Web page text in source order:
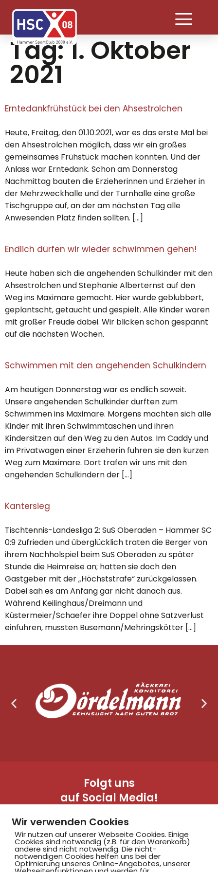
Tag:1. Oktober
2021
Erntedankfrühstück bei den Ahsestrolchen
Heute, Freitag, den 01.10.2021, war es das erste Mal bei
den Ahsestrolchen möglich, dass wir ein großes
gemeinsames Frühstück machen konnten. Und der
Anlass war Erntedank. Schon am Donnerstag
Nachmittag bauten die Erzieherinnen und Erzieher in
der Mehrzweckhalle und der Turnhalle eine große
Tischgruppe auf, an der am nächsten Tag alle
Anwesenden Platz finden sollten. […]
Endlich dürfen wir wieder schwimmen gehen!
Heute haben sich die angehenden Schulkinder mit den
Ahsestrolchen und Stephanie Alberternst auf den
Weg ins Maximare gemacht. Hier wurde geblubbert,
geplantscht, getaucht und gespielt. Alle Kinder waren
mit großer Freude dabei. Wir blicken schon gespannt
auf die nächsten Wochen.
Schwimmen mit den angehenden Schulkindern
Am heutigen Donnerstag war es endlich soweit.
Unsere angehenden Schulkinder durften zum
Schwimmen ins Maximare. Morgens machten sich alle
Kinder mit ihren Schwimmtaschen und ihren
Kindersitzen auf den Weg zu den Autos. Im Caddy und
im Privatwagen einer Erzieherin fuhren sie den kurzen
Weg zum Maximare. Dort trafen wir uns mit den
angehenden Schulkindern der […]
Kantersieg
Tischtennis-Landesliga 2: SuS Oberaden – Hammer SC
0:9 Zufrieden und überglücklich traten die Berger von
ihrem Nachholspiel beim SuS Oberaden zu später
Stunde die Heimreise an; hatten sie doch den
Gastgeber mit der „Höchststrafe“ zurückgelassen.
Dabei sah es am Anfang gar nicht danach aus.
Während Keilinghaus/Dreimann und
Küstermeier/Schaefer ihre Doppel ohne Satzverlust
einfuhren, mussten Busemann/Mehringskötter […]
Folgt uns
auf Social Media!
Wir verwenden Cookies
Wir nutzen auf unserer Webseite Cookies. Einige
Cookies sind notwendig (z.B. für den Warenkorb)
andere sind nicht notwendig. Die nicht-
notwendigen Cookies helfen uns bei der
Optimierung unseres Online-Angebotes, unserer